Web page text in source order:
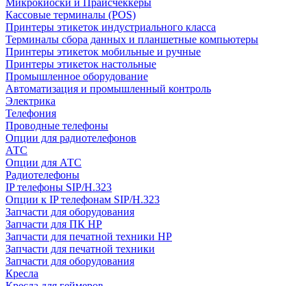
Микрокиоски и Прайсчеккеры
Кассовые терминалы (POS)
Принтеры этикеток индустриального класса
Терминалы сбора данных и планшетные компьютеры
Принтеры этикеток мобильные и ручные
Принтеры этикеток настольные
Промышленное оборудование
Автоматизация и промышленный контроль
Электрика
Телефония
Проводные телефоны
Опции для радиотелефонов
АТС
Опции для АТС
Радиотелефоны
IP телефоны SIP/H.323
Опции к IP телефонам SIP/H.323
Запчасти для оборудования
Запчасти для ПК HP
Запчасти для печатной техники HP
Запчасти для печатной техники
Запчасти для оборудования
Кресла